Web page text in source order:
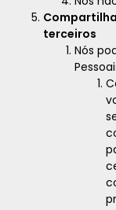
terceiros
Nós